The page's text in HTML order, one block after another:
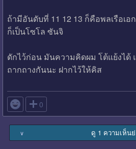
ถ้ามีอันดับที่ 11 12 13 ก็คือพลเรือเ
ก็เป็นโซโล ซันจิ
ดักไว้ก่อน มันความคิดผม โต้แย้งได้
ถากถางกันนะ ฝากไว้ให้คิส
 0
∨ ดู 1 ความเห็น